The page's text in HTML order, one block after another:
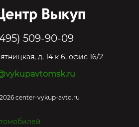
509-90-09
д. 14 к 6, офис 16/2
center-vykup-avto.ru